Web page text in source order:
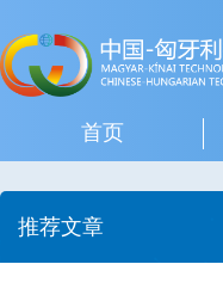
首页
推荐文章